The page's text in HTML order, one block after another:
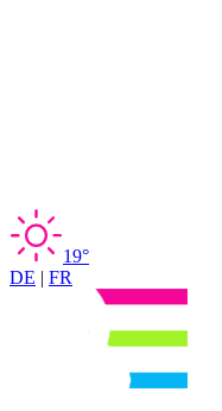
19°
DE | FR